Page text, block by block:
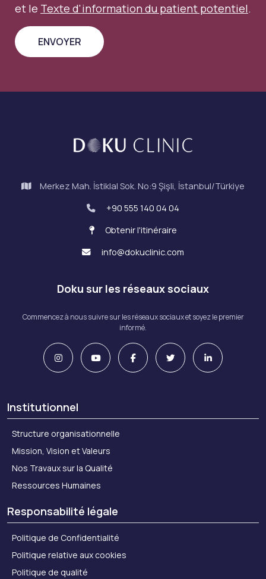
et le Texte d'information du patient potentiel.
Merkez Mah. İstiklal Sok. No:9 Şişli, İstanbul/Türkiye
+90 555 140 04 04
Obtenir l'itinéraire
info@dokuclinic.com
Doku sur les réseaux sociaux
Commencez à nous suivre sur les réseaux sociaux et soyez le premier
informé.
Institutionnel
Structure organisationnelle
Mission, Vision et Valeurs
Nos Travaux sur la Qualité
Ressources Humaines
Responsabilité légale
Politique de Confidentialité
Politique relative aux cookies
Politique de qualité